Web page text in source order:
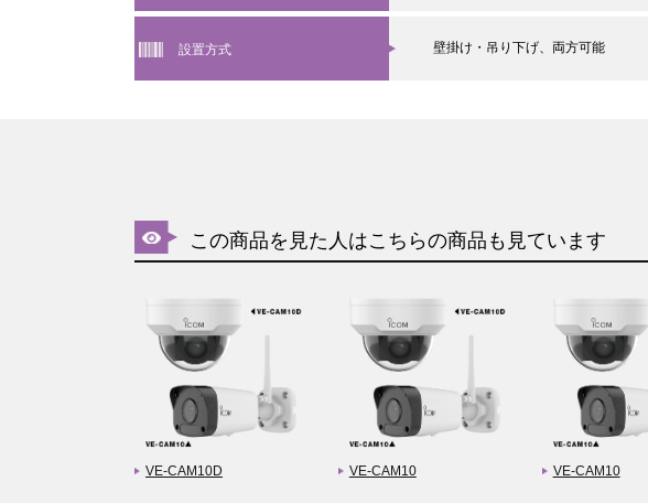
設置方式 壁掛け・吊り下げ、両方可能
この商品を見た人はこちらの商品も見ています
VE-CAM10D VE-CAM10 VE-CAM10